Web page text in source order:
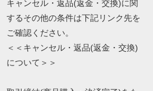
キャンセル・返品(返金・交換)に関
するその他の条件は下記リンク先を
ご確認ください。
＜＜キャンセル・返品(返金・交換)
について＞＞